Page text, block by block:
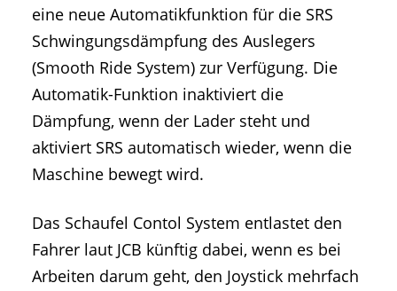
eine neue Automatikfunktion für die SRS
Schwingungsdämpfung des Auslegers
(Smooth Ride System) zur Verfügung. Die
Automatik-Funktion inaktiviert die
Dämpfung, wenn der Lader steht und
aktiviert SRS automatisch wieder, wenn die
Maschine bewegt wird.
Das Schaufel Contol System entlastet den
Fahrer laut JCB künftig dabei, wenn es bei
Arbeiten darum geht, den Joystick mehrfach